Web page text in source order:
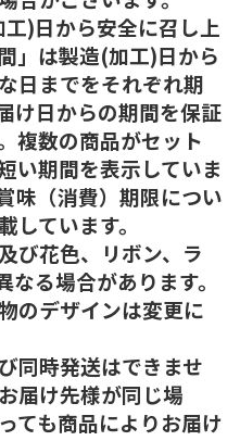
)日から安全に召し上
」は製造(加工)日から
日までをそれぞれ期
け日からの期間を保証
複数の商品がセット
い期間を表示していま
味（消費）期限につい
しています。
び花色、リボン、ラ
る場合があります。
のデザインは変更に
同時発送はできませ
届け先様が同じ場
ても商品によりお届け